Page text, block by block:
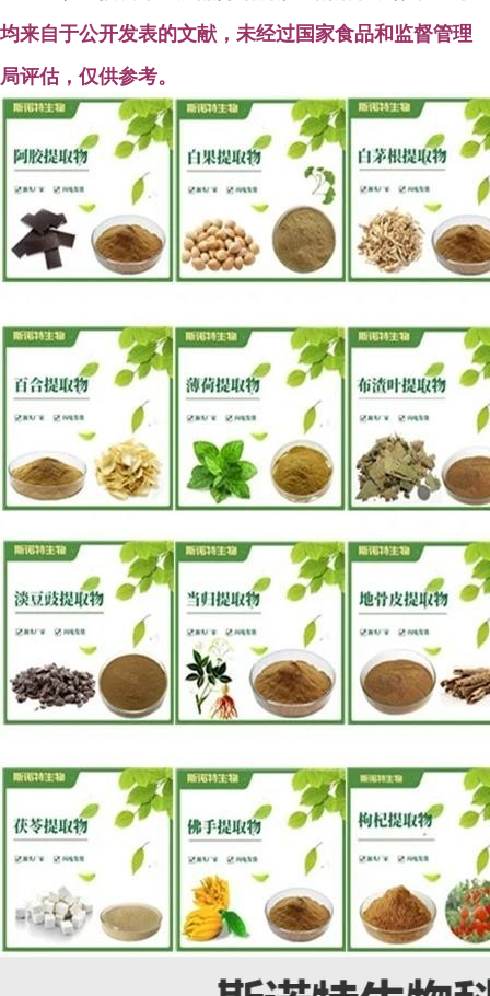
均来自于公开发表的文献，未经过国家食品和 监督管理
局评估，仅供参考。